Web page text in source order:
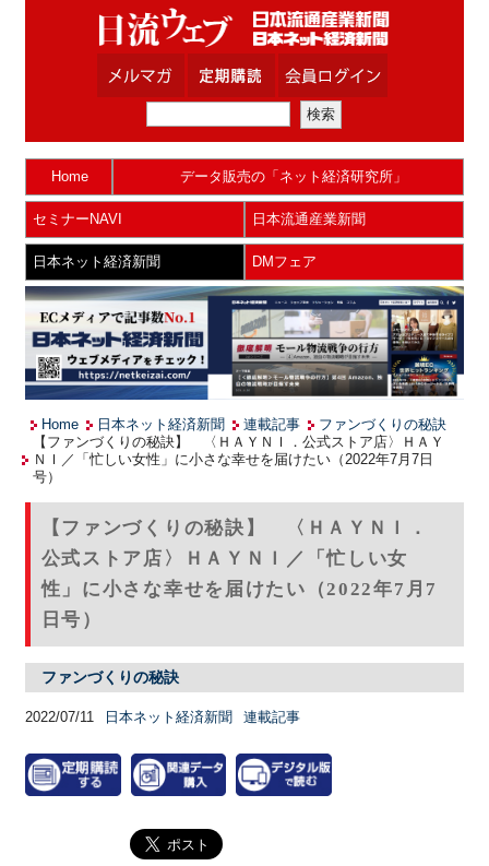
Home データ販売の「ネット経済研究所」
セミナーNAVI 日本流通産業新聞
日本ネット経済新聞 DMフェア
Home 日本ネット経済新聞 連載記事
ファンづくりの秘訣
【ファンづくりの秘訣】 〈ＨＡＹＮＩ．公式ストア店〉ＨＡＹ
ＮＩ／「忙しい女性」に小さな幸せを届けたい（2022年7月7日
号）
【ファンづくりの秘訣】 〈ＨＡＹＮＩ．
公式ストア店〉ＨＡＹＮＩ／「忙しい女
性」に小さな幸せを届けたい（2022年7月7
日号）
ファンづくりの秘訣
2022/07/11 日本ネット経済新聞 連載記事